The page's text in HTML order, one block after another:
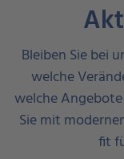
Bleiben Sie bei
welche
welche
Sie mit
fit